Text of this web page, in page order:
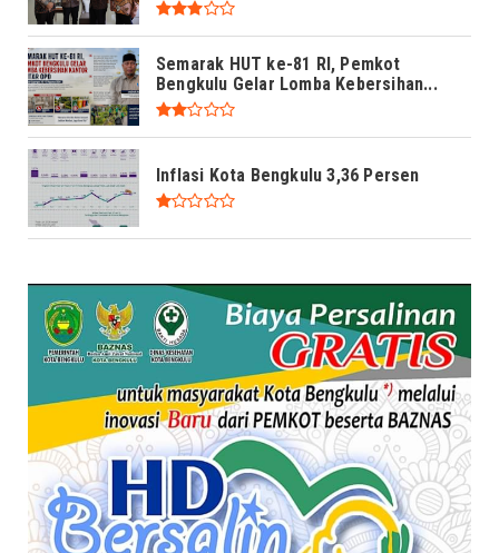
Semarak HUT ke-81 RI, Pemkot
Bengkulu Gelar Lomba Kebersihan...
Inflasi Kota Bengkulu 3,36 Persen